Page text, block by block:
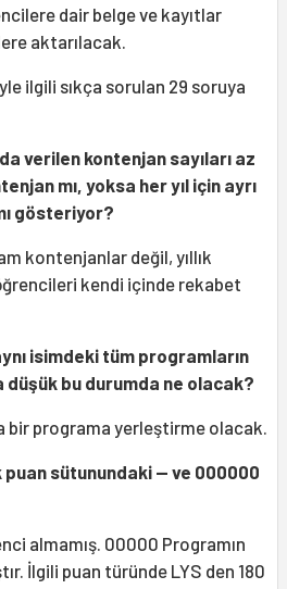
dair belge ve kayıtlar
aktarılacak.
ilgili sıkça sorulan 29 soruya
verilen kontenjan sayıları az
mı, yoksa her yıl için ayrı
gösteriyor?
kontenjanlar değil, yıllık
kendi içinde rekabet
isimdeki tüm programların
düşük bu durumda ne olacak?
bir programa yerleştirme olacak.
sütunundaki — ve 000000
almamış. 00000 Programın
İlgili puan türünde LYS den 180